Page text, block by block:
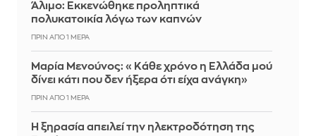
Άλιμο: Εκκενώθηκε προληπτικά
πολυκατοικία λόγω των καπνών
ΠΡΙΝ ΑΠΌ 1 ΜΈΡΑ
Μαρία Μενούνος: «Κάθε χρόνο η Ελλάδα μού
δίνει κάτι που δεν ήξερα ότι είχα ανάγκη»
ΠΡΙΝ ΑΠΌ 1 ΜΈΡΑ
Η ξηρασία απειλεί την ηλεκτροδότηση της